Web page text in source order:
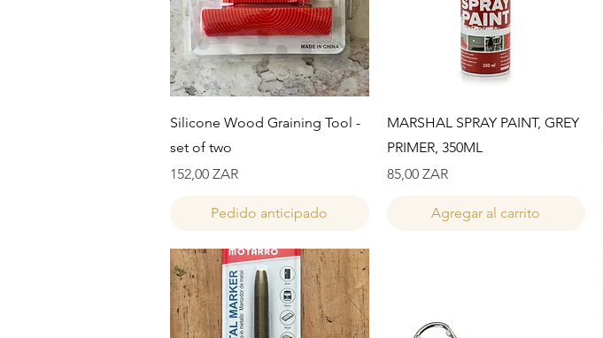
Vista rápida
Silicone Wood Graining Tool -
set of two
Precio
152,00 ZAR
Pedido anticipado
Vista rápida
MARSHAL SPRAY PAINT, GREY
PRIMER, 350ML
Precio
85,00 ZAR
Agregar al carrito